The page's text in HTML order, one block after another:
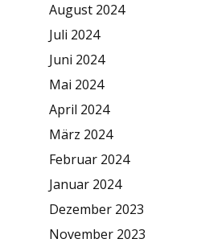
August 2024
Juli 2024
Juni 2024
Mai 2024
April 2024
März 2024
Februar 2024
Januar 2024
Dezember 2023
November 2023